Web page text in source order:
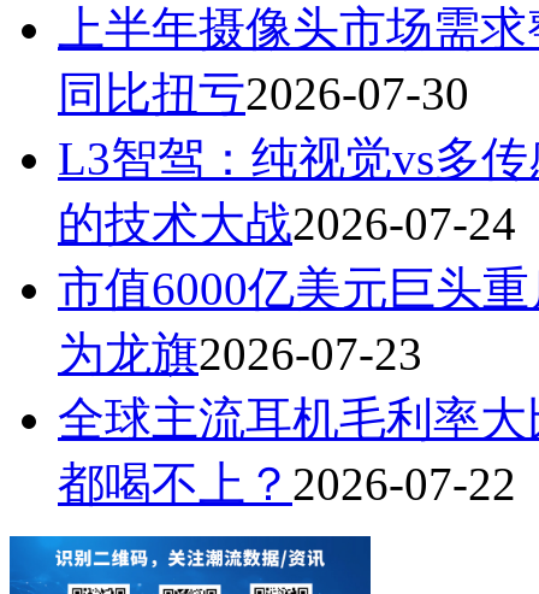
上半年摄像头市场需
同比扭亏2026-07-30
L3智驾：纯视觉vs多
的技术大战2026-07-24
市值6000亿美元巨头
为龙旗2026-07-23
全球主流耳机毛利率
都喝不上？ 2026-07-22